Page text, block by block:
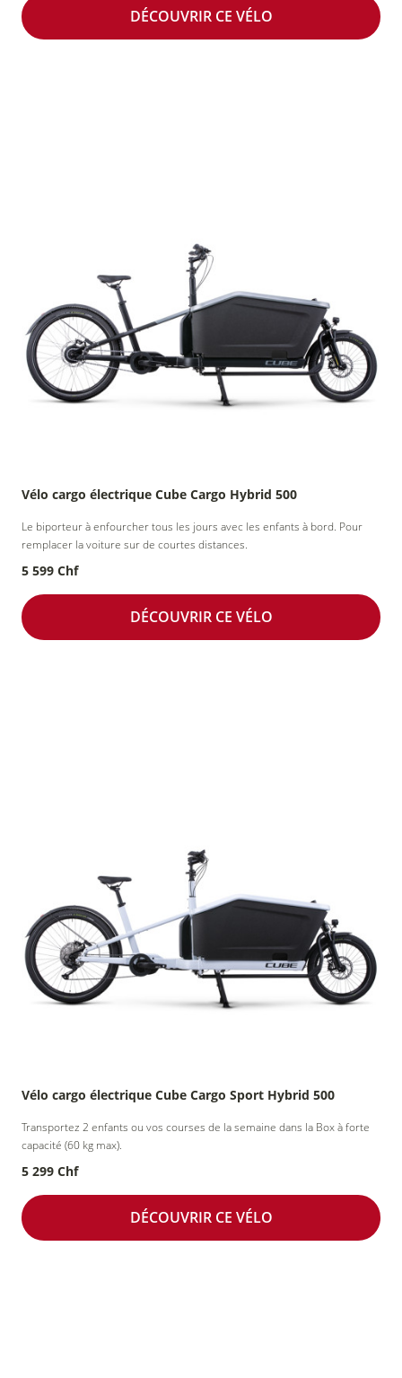
DÉCOUVRIR CE VÉLO
Vélo cargo électrique Cube Cargo Hybrid 500
Le biporteur à enfourcher tous les jours avec les enfants à bord. Pour
remplacer la voiture sur de courtes distances.
5 599 Chf
DÉCOUVRIR CE VÉLO
Vélo cargo électrique Cube Cargo Sport Hybrid 500
Transportez 2 enfants ou vos courses de la semaine dans la Box à forte
capacité (60 kg max).
5 299 Chf
DÉCOUVRIR CE VÉLO